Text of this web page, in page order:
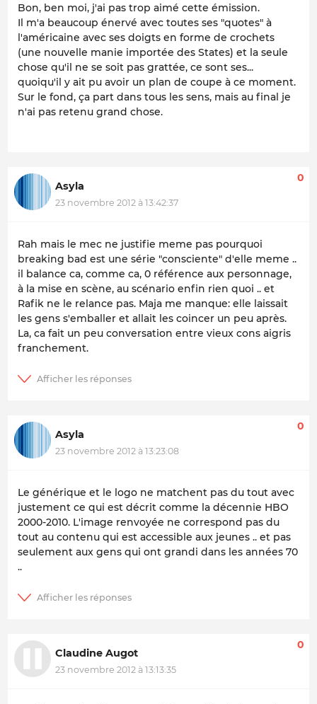
Bon, ben moi, j'ai pas trop aimé cette émission.
Il m'a beaucoup énervé avec toutes ses "quotes" à
l'américaine avec ses doigts en forme de crochets
(une nouvelle manie importée des States) et la seule
chose qu'il ne se soit pas grattée, ce sont ses...
quoiqu'il y ait pu avoir un plan de coupe à ce moment.
Sur le fond, ça part dans tous les sens, mais au final je
n'ai pas retenu grand chose.
Asyla
23 novembre 2012 à 13:42:37
0
Rah mais le mec ne justifie meme pas pourquoi
breaking bad est une série "consciente" d'elle meme ..
il balance ca, comme ca, 0 référence aux personnage,
à la mise en scène, au scénario enfin rien quoi .. et
Rafik ne le relance pas. Maja me manque: elle laissait
les gens s'emballer et allait les coincer un peu après.
La, ca fait un peu conversation entre vieux cons aigris
franchement.
Asyla
23 novembre 2012 à 13:23:08
0
Le générique et le logo ne matchent pas du tout avec
justement ce qui est décrit comme la décennie HBO
2000-2010. L'image renvoyée ne correspond pas du
tout au contenu qui est accessible aux jeunes .. et pas
seulement aux gens qui ont grandi dans les années 70
..
Claudine Augot
23 novembre 2012 à 13:13:35
0